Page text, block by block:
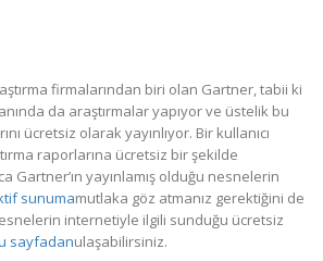
firmalarından biri olan Gartner, tabii ki
da araştırmalar yapıyor ve üstelik bu
ücretsiz olarak yayınlıyor. Bir kullanıcı
raporlarına ücretsiz bir şekilde
Gartner’ın yayınlamış olduğu nesnelerin
sunumamutlaka göz atmanız gerektiğini de
internetiyle ilgili sunduğu ücretsiz
sayfadanulaşabilirsiniz.